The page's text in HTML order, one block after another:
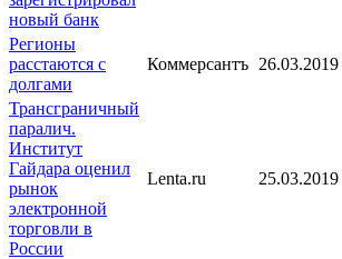
новый банк
Регионы
расстаются с
долгами
Коммерсантъ 26.03.2019
Трансграничный
паралич.
Институт
Гайдара оценил
рынок
электронной
торговли в
России
Lenta.ru 25.03.2019